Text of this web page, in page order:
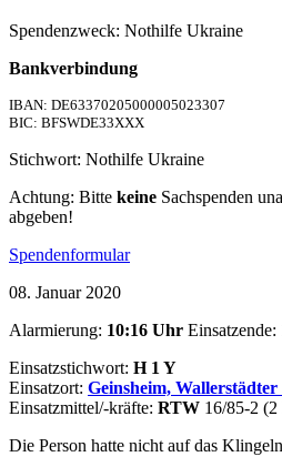
Spendenzweck: Nothilfe Ukraine
Bankverbindung
IBAN: DE63370205000005023307
BIC: BFSWDE33XXX
Stichwort: Nothilfe Ukraine
Achtung: Bitte keine Sachspenden
abgeben!
Spendenformular
08. Januar 2020
Alarmierung: 10:16 Uhr Einsatzende:
Einsatzstichwort: H 1 Y
Einsatzort: Geinsheim, Wallerstädter
Einsatzmittel/-kräfte: RTW 16/85-2 (2
Die Person hatte nicht auf das